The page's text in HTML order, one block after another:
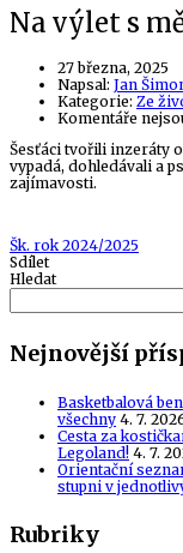
Na výlet s
27 března, 2025
Napsal: Author
Jan
Kategorie: Ze
Komentáře
Šesťáci tvořili inzeráty
vypadá, dohledávali a
Tags
Šk. rok 2024/2025
Sdílet
Hledat
Nejnovější
Basketbalová
všechny 4. 7.
Cesta za
Legoland! 4. 7.
Orientační
stupni v
Rubriky